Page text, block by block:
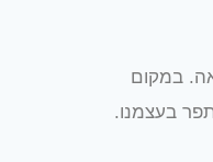
במקום
בעצמנו.